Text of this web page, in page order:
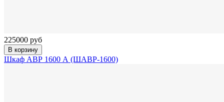
225000 руб
В корзину
Шкаф АВР 1600 А (ШАВР-1600)